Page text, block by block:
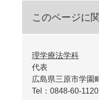
このページに
理学療法学科
代表
広島県三原市学園
Tel：0848-60-1120